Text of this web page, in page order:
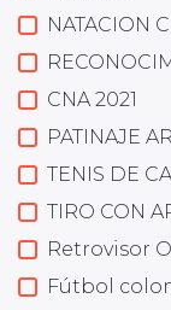
NATACION
CNA 2021
PATINAJE
TENIS DE
TIRO CON
Retrovisor
Fútbol